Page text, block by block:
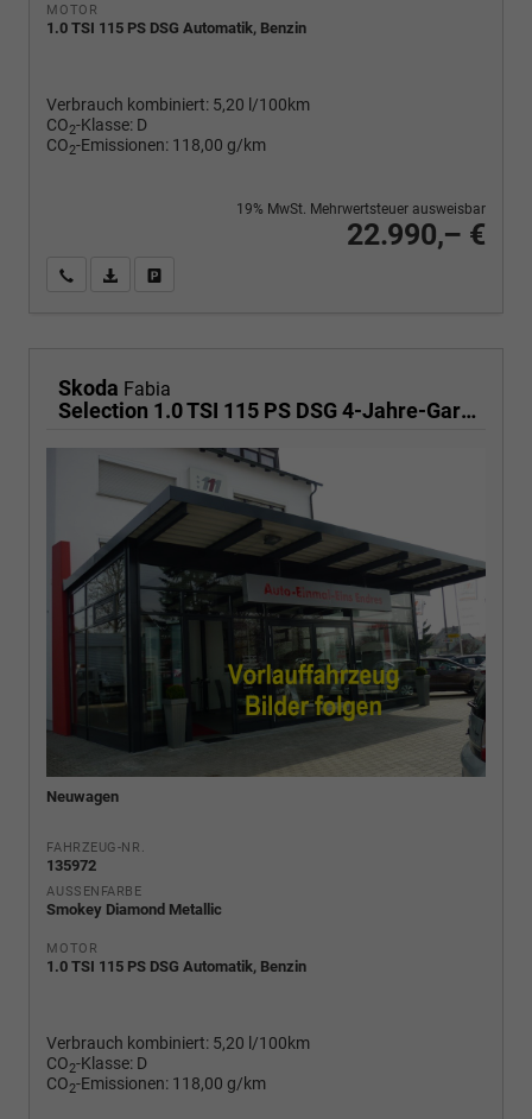
MOTOR
1.0 TSI 115 PS DSG Automatik, Benzin
Verbrauch kombiniert: 5,20 l/100km
CO2-Klasse: D
CO2-Emissionen: 118,00 g/km
22.990,– €
19% MwSt. Mehrwertsteuer ausweisbar
Wir rufen Sie anPDF-Fahrzeugexposé drucken
Skoda Fabia
Selection 1.0 TSI 115 PS DSG 4-Jahre-Garantie-AppleCarPlay-AndroidAuto-LED-2x PDC-Rückfahrkamera-Sitzheizung-DAB-Klima-Tempomat
Neuwagen
FAHRZEUG-NR.
135972
AUSSENFARBE
Smokey Diamond Metallic
MOTOR
1.0 TSI 115 PS DSG Automatik, Benzin
Verbrauch kombiniert: 5,20 l/100km
CO2-Klasse: D
CO2-Emissionen: 118,00 g/km